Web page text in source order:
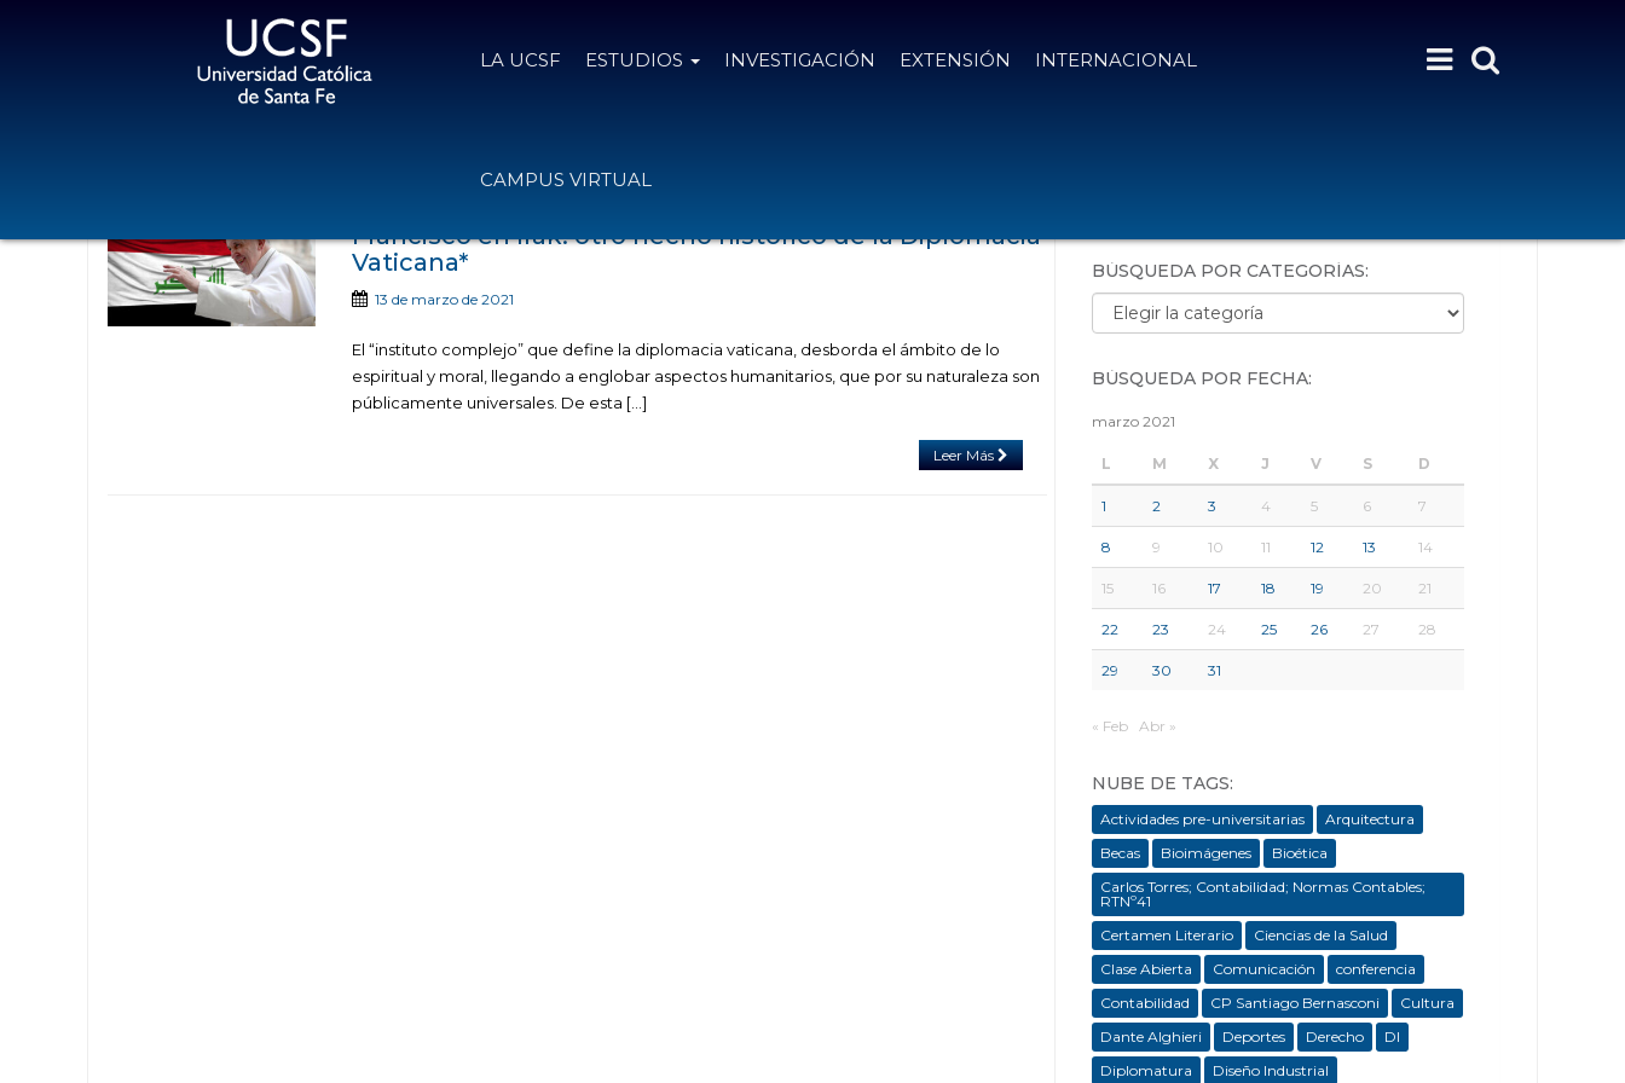
LA UCSF ESTUDIOS INVESTIGACIÓN EXTENSIÓN INTERNACIONAL
CAMPUS VIRTUAL
Francisco en Irak: otro hecho histórico de la Diplomacia
Vaticana*
13 de marzo de 2021
El “instituto complejo” que define la diplomacia vaticana, desborda el ámbito de lo
espiritual y moral, llegando a englobar aspectos humanitarios, que por su naturaleza son
públicamente universales. De esta […]
Leer Más
BÚSQUEDA POR CATEGORÍAS:
Búsqueda por categorías:
BÚSQUEDA POR FECHA:
marzo 2021
L M X J V S D
1 2 3 4 5 6 7
8 9 10 11 12 13 14
15 16 17 18 19 20 21
22 23 24 25 26 27 28
29 30 31
« Feb Abr »
NUBE DE TAGS:
Actividades pre-universitarias
Arquitectura
Becas
Bioimágenes
Bioética
Carlos Torres; Contabilidad; Normas Contables;
RTNº41
Certamen Literario
Ciencias de la Salud
Clase Abierta
Comunicación
conferencia
Contabilidad
CP Santiago Bernasconi
Cultura
Dante Alghieri
Deportes Derecho
DI
Diplomatura
Diseño Industrial